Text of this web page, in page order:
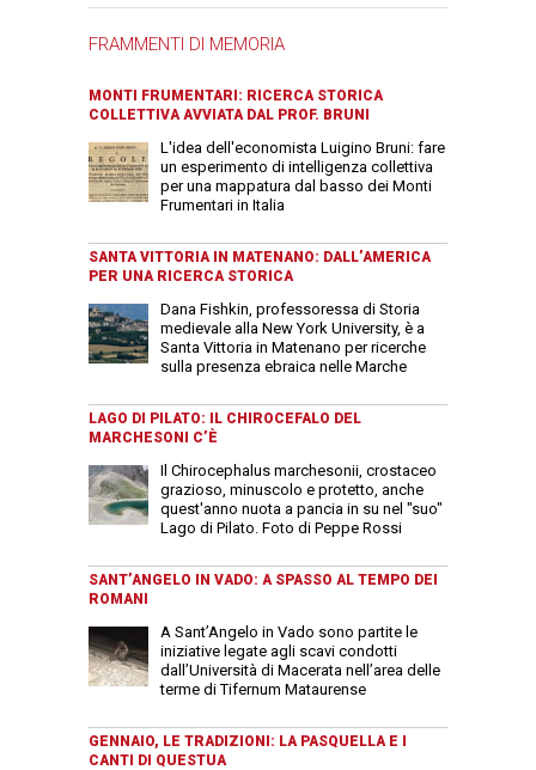
FRAMMENTI DI MEMORIA
MONTI FRUMENTARI: RICERCA STORICA
COLLETTIVA AVVIATA DAL PROF. BRUNI
L'idea dell'economista Luigino Bruni: fare
un esperimento di intelligenza collettiva
per una mappatura dal basso dei Monti
Frumentari in Italia
SANTA VITTORIA IN MATENANO: DALL’AMERICA
PER UNA RICERCA STORICA
Dana Fishkin, professoressa di Storia
medievale alla New York University, è a
Santa Vittoria in Matenano per ricerche
sulla presenza ebraica nelle Marche
LAGO DI PILATO: IL CHIROCEFALO DEL
MARCHESONI C’È
Il Chirocephalus marchesonii, crostaceo
grazioso, minuscolo e protetto, anche
quest'anno nuota a pancia in su nel "suo"
Lago di Pilato. Foto di Peppe Rossi
SANT’ANGELO IN VADO: A SPASSO AL TEMPO DEI
ROMANI
A Sant’Angelo in Vado sono partite le
iniziative legate agli scavi condotti
dall’Università di Macerata nell’area delle
terme di Tifernum Mataurense
GENNAIO, LE TRADIZIONI: LA PASQUELLA E I
CANTI DI QUESTUA